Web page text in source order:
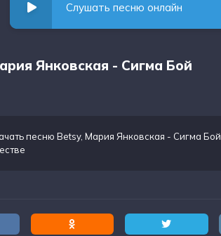
Слушать песню онлайн
Янковская - Сигма Бой
песню Betsy, Мария Янковская - Сигма Бой